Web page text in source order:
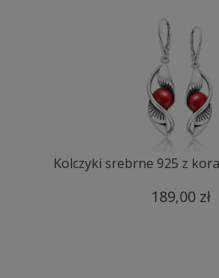
Kolczyki srebrne 925 z
189,00 zł